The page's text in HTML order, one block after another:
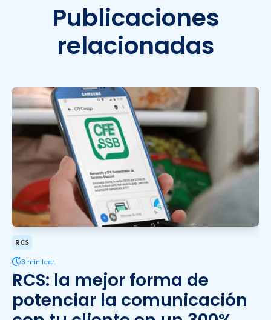
Publicaciones
relacionadas
RCS
3 min leer.
RCS: la mejor forma de
potenciar la comunicación